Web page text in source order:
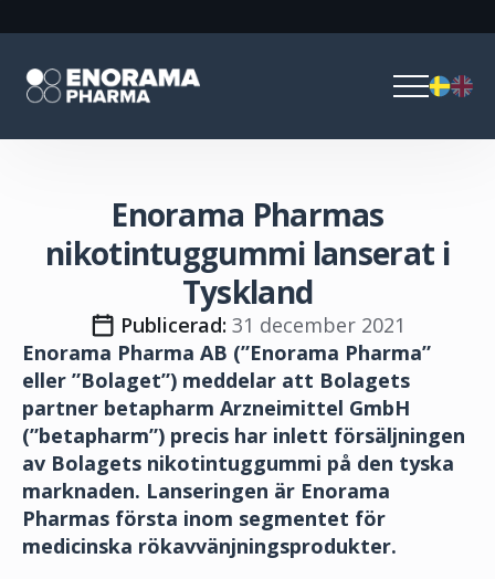
Enorama Pharmas
nikotintuggummi lanserat i
Tyskland
Publicerad: 31 december 2021
Enorama Pharma AB (”Enorama Pharma”
eller ”Bolaget”) meddelar att Bolagets
partner betapharm Arzneimittel GmbH
(”betapharm”) precis har inlett försäljningen
av Bolagets nikotintuggummi på den tyska
marknaden. Lanseringen är Enorama
Pharmas första inom segmentet för
medicinska rökavvänjningsprodukter.